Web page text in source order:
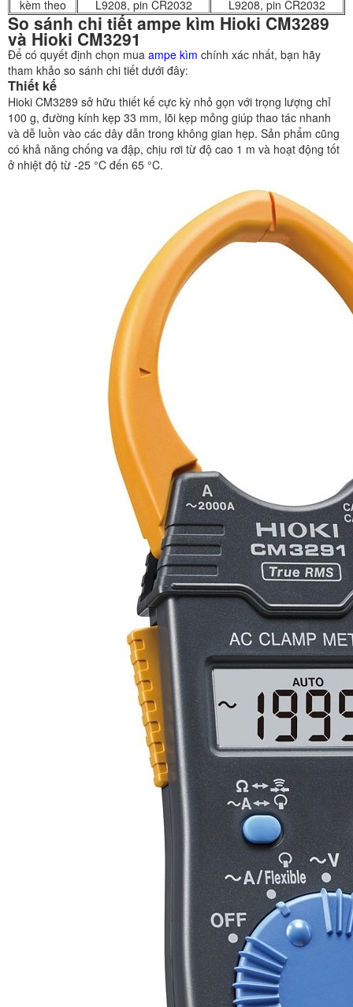
kèm theo
L9208, pin CR2032
L9208, pin CR2032
So sánh chi tiết ampe kìm Hioki CM3289
và Hioki CM3291
Để có quyết định chọn mua ampe kìm chính xác nhất, bạn hãy
tham khảo so sánh chi tiết dưới đây:
Thiết kế
Hioki CM3289 sở hữu thiết kế cực kỳ nhỏ gọn với trọng lượng chỉ
100 g, đường kính kẹp 33 mm, lõi kẹp mỏng giúp thao tác nhanh
và dễ luồn vào các dây dẫn trong không gian hẹp. Sản phẩm cũng
có khả năng chống va đập, chịu rơi từ độ cao 1 m và hoạt động tốt
ở nhiệt độ từ -25 °C đến 65 °C.